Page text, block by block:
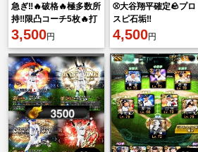
急ぎ‼️🔥破格🔥極多数所
持‼️限凸コーチ5枚🔥打
者大谷など所持‼️未連携
垢‼️
3,500円
⚾️大谷翔平確定🪨プロ
スピ石垢‼️
4,500円